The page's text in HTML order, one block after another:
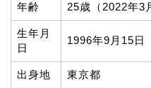
年齢 25歳（2022年3
生年月
日
1996年9月15日
出身地 東京都